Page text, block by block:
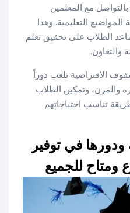
مع المعلمين
التعليمية. وهذا
الطلاب على تحقيق تعلم
والتعاون.
الافتراضية تلعب دوراً
والمرن، وتمكين الطلاب
تناسب احتياجاتهم
في توفير
ومتاح للجميع